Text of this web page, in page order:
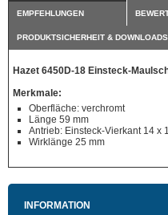
EMPFEHLUNGEN
PRODUKTSICHERHEIT & DOWNLOADS
Hazet 6450D-18 Einsteck-
Merkmale:
Oberfläche: verchromt
Länge 59 mm
Antrieb: Einsteck-Vierkant 14 x
Wirklänge 25 mm
INFORMATION